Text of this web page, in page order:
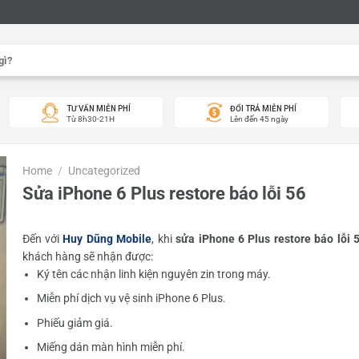
TƯ VẤN MIỄN PHÍ
Từ 8h30-21H
ĐỔI TRẢ MIỄN PHÍ
Lên đến 45 ngày
Home / Uncategorized
Sửa iPhone 6 Plus restore báo lỗi 56
Đến vớiHuy Dũng Mobile, khisửa iPhone 6 Plus restore báo lỗi
khách hàng sẽ nhận được:
Ký tên các nhận linh kiện nguyên zin trong máy.
Miễn phí dịch vụ vệ sinh iPhone 6 Plus.
Phiếu giảm giá.
Miếng dán màn hình miễn phí.